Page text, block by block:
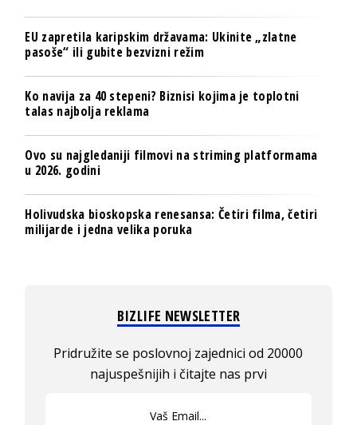
EU zapretila karipskim državama: Ukinite „zlatne
pasoše“ ili gubite bezvizni režim
Ko navija za 40 stepeni? Biznisi kojima je toplotni
talas najbolja reklama
Ovo su najgledaniji filmovi na striming platformama
u 2026. godini
Holivudska bioskopska renesansa: Četiri filma, četiri
milijarde i jedna velika poruka
BIZLIFE NEWSLETTER
Pridružite se poslovnoj zajednici od 20000
najuspešnijih i čitajte nas prvi